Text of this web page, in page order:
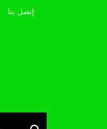
إتصل بنا